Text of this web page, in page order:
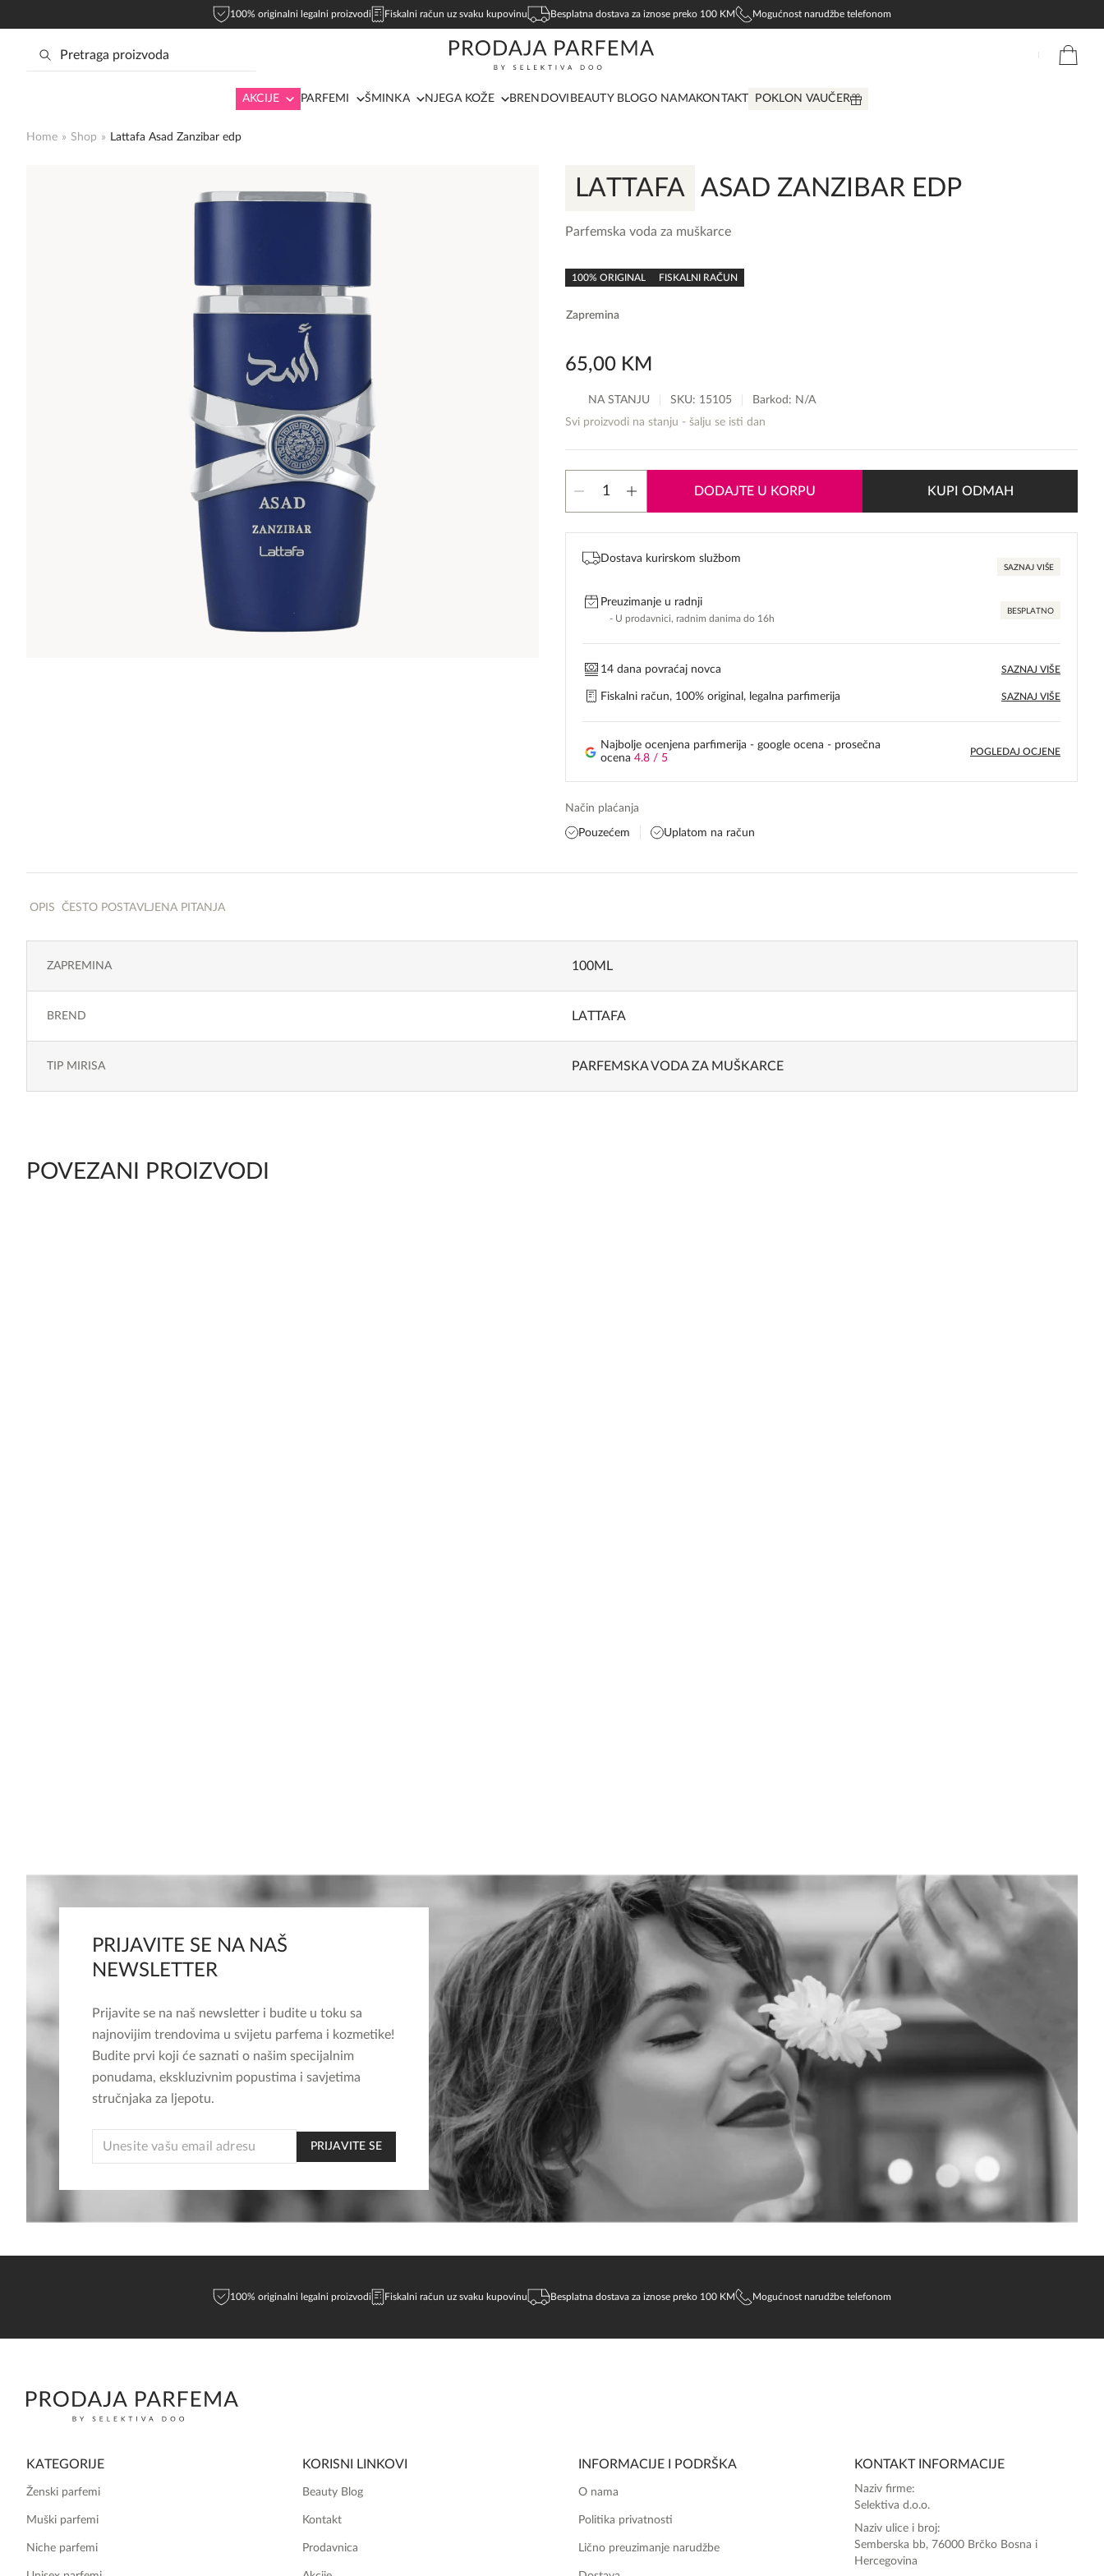
100% originalni legalni proizvodi Fiskalni račun uz svaku kupovinu Besplatna dostava za iznose preko 100 KM Mogućnost narudžbe telefonom
AKCIJE PARFEMI ŠMINKA NJEGA KOŽE BRENDOVI BEAUTY BLOGO NAMAKONTAKT POKLON VAUČER
Home » Shop » Lattafa Asad Zanzibar edp
LATTAFA ASAD ZANZIBAR EDP
Parfemska voda za muškarce
rating
100% ORIGINAL FISKALNI RAČUN
Zapremina
65,00 KM
NA STANJU SKU: 15105
Barkod: N/A
Svi proizvodi na stanju - šalju se isti dan
Lattafa
Zanzibar
edp
DODAJTE U KORPU KUPI ODMAH
Dostava kurirskom službom
SAZNAJ VIŠE
Preuzimanje u radnji
- U prodavnici, radnim danima do 16h
BESPLATNO
14 dana povraćaj novca SAZNAJ VIŠE
Fiskalni račun, 100% original, legalna parfimerija SAZNAJ VIŠE
Najbolje ocenjena parfimerija - google ocena - prosečna
ocena 4.8 / 5
POGLEDAJ OCJENE
Način plaćanja
Pouzećem Uplatom na račun
OPIS ČESTO POSTAVLJENA PITANJA
ZAPREMINA 100ML
BREND LATTAFA
TIP MIRISA PARFEMSKA VODA ZA MUŠKARCE
POVEZANI PROIZVODI
PRIJAVITE SE NA NAŠ
NEWSLETTER
Prijavite se na naš newsletter i budite u toku sa
najnovijim trendovima u svijetu parfema i kozmetike!
Budite prvi koji će saznati o našim specijalnim
ponudama, ekskluzivnim popustima i savjetima
stručnjaka za ljepotu.
PRIJAVITE SE
100% originalni legalni proizvodi Fiskalni račun uz svaku kupovinu Besplatna dostava za iznose preko 100 KM Mogućnost narudžbe telefonom
KATEGORIJE
Ženski parfemi
Muški parfemi
Niche parfemi
KORISNI LINKOVI
Beauty Blog
Kontakt
Prodavnica
INFORMACIJE I PODRŠKA
O nama
Politika privatnosti
Lično preuzimanje narudžbe
KONTAKT INFORMACIJE
Naziv firme:
Selektiva d.o.o.
Naziv ulice i broj:
Semberska bb, 76000 Brčko Bosna i
Hercegovina